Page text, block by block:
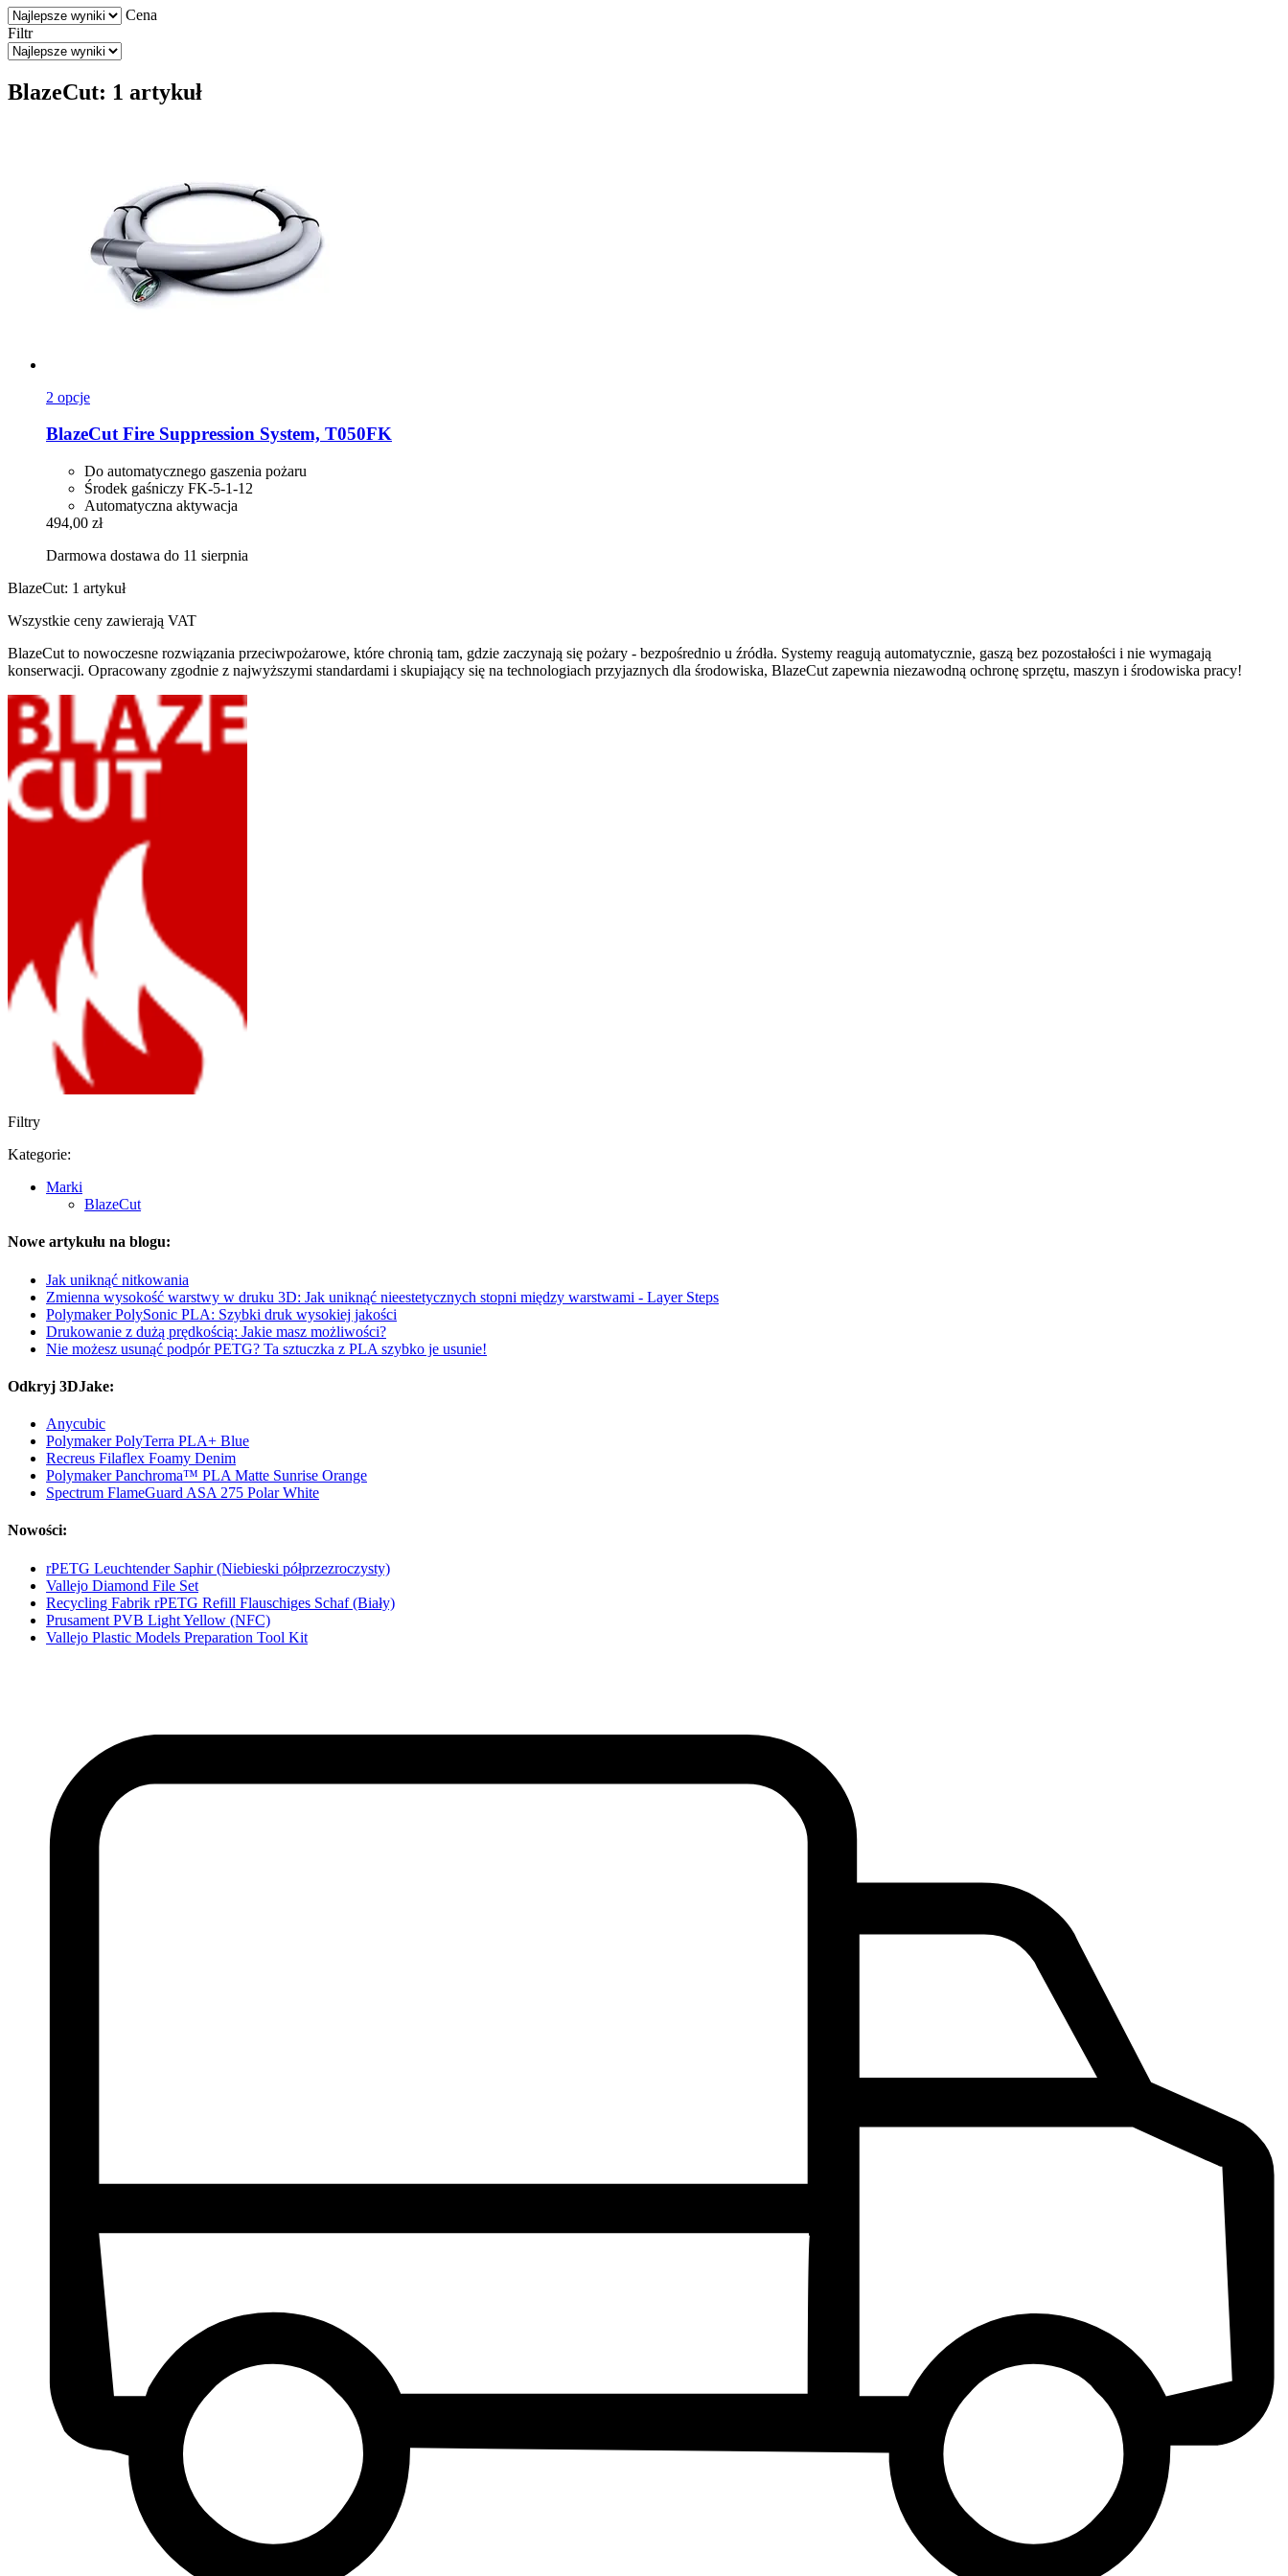
Cena
Filtr
BlazeCut: 1 artykuł
2 opcje
BlazeCutFire Suppression System, T050FK
Do automatycznego gaszenia pożaru
Środek gaśniczy FK-5-1-12
Automatyczna aktywacja
494,00 zł
Darmowa dostawa do 11 sierpnia
BlazeCut: 1 artykuł
Wszystkie ceny zawierają VAT
BlazeCut to nowoczesne rozwiązania przeciwpożarowe, które chronią tam, gdzie zaczynają się pożary - bezpośrednio u źródła. Systemy reagują automatycznie, gaszą bez pozostałości i nie wymagają
konserwacji. Opracowany zgodnie z najwyższymi standardami i skupiający się na technologiach przyjaznych dla środowiska, BlazeCut zapewnia niezawodną ochronę sprzętu, maszyn i środowiska pracy!
Filtry
Kategorie:
Marki
BlazeCut
Nowe artykułu na blogu:
Jak uniknąć nitkowania
Zmienna wysokość warstwy w druku 3D: Jak uniknąć nieestetycznych stopni między warstwami - Layer Steps
Polymaker PolySonic PLA: Szybki druk wysokiej jakości
Drukowanie z dużą prędkością: Jakie masz możliwości?
Nie możesz usunąć podpór PETG? Ta sztuczka z PLA szybko je usunie!
Odkryj 3DJake:
Anycubic
Polymaker PolyTerra PLA+ Blue
Recreus Filaflex Foamy Denim
Polymaker Panchroma™ PLA Matte Sunrise Orange
Spectrum FlameGuard ASA 275 Polar White
Nowości:
rPETG Leuchtender Saphir (Niebieski półprzezroczysty)
Vallejo Diamond File Set
Recycling Fabrik rPETG Refill Flauschiges Schaf (Biały)
Prusament PVB Light Yellow (NFC)
Vallejo Plastic Models Preparation Tool Kit